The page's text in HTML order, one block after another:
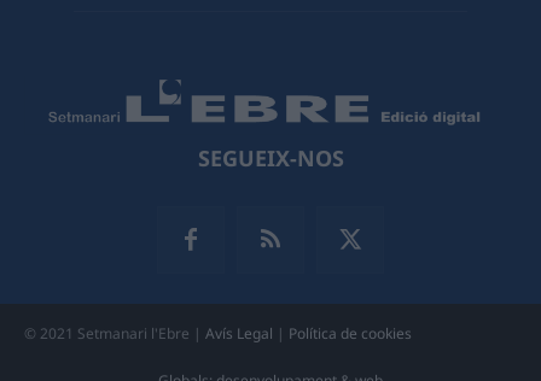
SEGUEIX-NOS
© 2021 Setmanari l'Ebre | Avís Legal | Política de cookies